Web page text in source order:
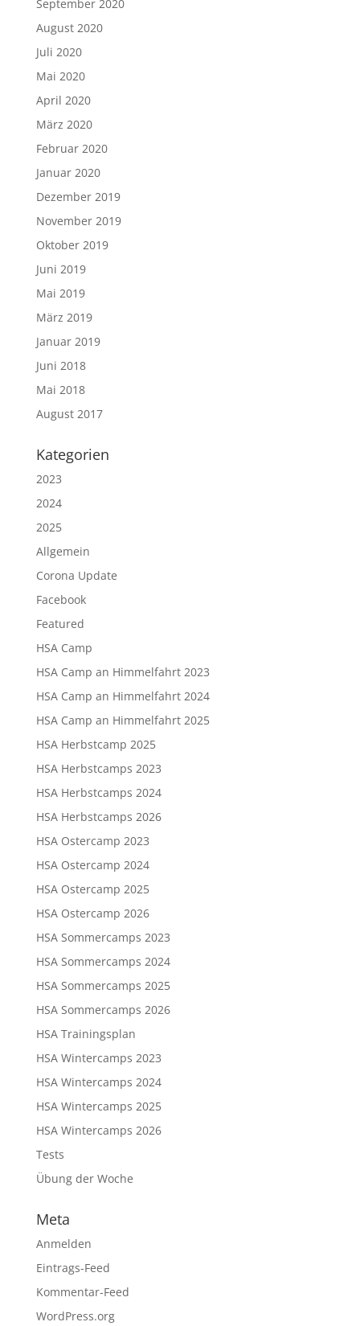
September 2020
August 2020
Juli 2020
Mai 2020
April 2020
März 2020
Februar 2020
Januar 2020
Dezember 2019
November 2019
Oktober 2019
Juni 2019
Mai 2019
März 2019
Januar 2019
Juni 2018
Mai 2018
August 2017
Kategorien
2023
2024
2025
Allgemein
Corona Update
Facebook
Featured
HSA Camp
HSA Camp an Himmelfahrt 2023
HSA Camp an Himmelfahrt 2024
HSA Camp an Himmelfahrt 2025
HSA Herbstcamp 2025
HSA Herbstcamps 2023
HSA Herbstcamps 2024
HSA Herbstcamps 2026
HSA Ostercamp 2023
HSA Ostercamp 2024
HSA Ostercamp 2025
HSA Ostercamp 2026
HSA Sommercamps 2023
HSA Sommercamps 2024
HSA Sommercamps 2025
HSA Sommercamps 2026
HSA Trainingsplan
HSA Wintercamps 2023
HSA Wintercamps 2024
HSA Wintercamps 2025
HSA Wintercamps 2026
Tests
Übung der Woche
Meta
Anmelden
Eintrags-Feed
Kommentar-Feed
WordPress.org